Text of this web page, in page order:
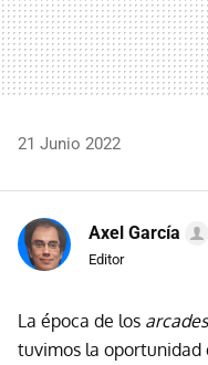
21 Junio 2022
Axel García
Editor
La época de los arcades
tuvimos la oportunidad